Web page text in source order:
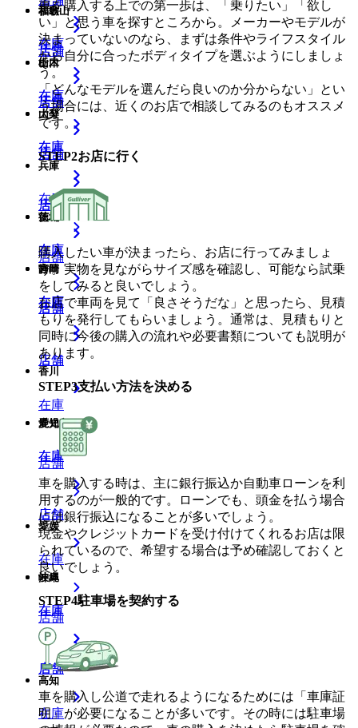
福島
在庫
店舗
栃木
在庫
店舗
茨城
在庫
店舗
店舗
山梨
在庫
店舗
静岡
在庫
店舗
愛知
在庫
店舗
岐阜
在庫
店舗
和歌山
在庫
店舗
兵庫
在庫
店舗
山口
在庫
店舗
徳島
在庫
店舗
香川
在庫
店舗
愛媛
在庫
店舗
高知
在庫
店舗
大分
在庫
店舗
宮崎
在庫
店舗
鹿児島
在庫
店舗
沖縄
在庫
店舗
車を購入する上での第一歩は、「乗りたい」「欲し
い」と思う車を探すところから。メーカーやモデルが
決まっていないのなら、まずは条件やライフスタイル
から自分に合ったボディタイプを選ぶようにしましょ
う。
「どんなモデルを選んだら良いのか分からない」とい
う場合には、近くのお店で相談してみるのもオススメ
です。
STEP2お店に行く
購入したい車が決まったら、お店に行ってみましょ
う。実物を見ながらサイズ感を確認し、可能なら試乗
をしてみると良いでしょう。
お店で車両を見て「良さそうだな」と思ったら、見積
もりを発行してもらいましょう。通常は、見積もりと
同時に今後の購入の流れや必要書類についても説明が
あります。
STEP3支払い方法を決める
車を購入する時は、主に銀行振込か自動車ローンを利
用するのが一般的です。ローンでも、頭金を払う場合
には銀行振込になることが多いでしょう。
現金やクレジットカードを受け付けてくれるお店は限
られているので、希望する場合は予め確認しておくと
良いでしょう。
STEP4駐車場を契約する
車を購入し公道で走れるようになるためには「車庫証
明」が必要になることが多いです。その時には駐車場